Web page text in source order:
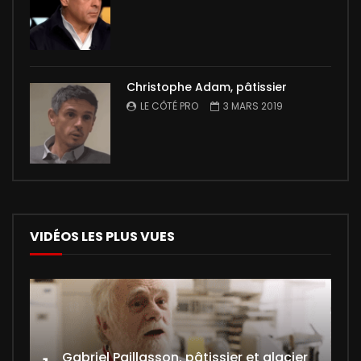
Christophe Adam, pâtissier
LE CÔTÉ PRO 3 MARS 2019
VIDÉOS LES PLUS VUES
Gabriel Paillasson, pâtissier et glacier